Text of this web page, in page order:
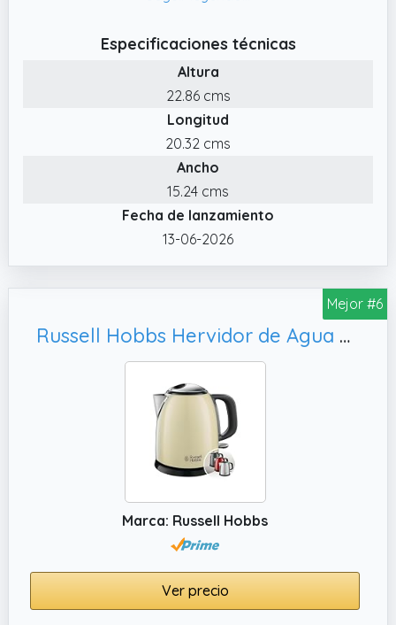
marcha, nunca tendrá dudas de cuando se
encuentra encendido o apagado, perfecto
✔️ Garantías de calidad. Si tiene alguna
consulta sobre nuestros productos, siempre
puede ponerse en contacto con nosotros y
estaremos encantados de ayudarle.
✔️ Seguridad. Sistema de protección contra
la ebullición en secocuando el hervidor no
Especificaciones técnicas
Altura
22.86 cms
Longitud
20.32 cms
Ancho
15.24 cms
Fecha de lanzamiento
13-06-2026
Mejor #6
Russell Hobbs Hervidor de Agua Eléctrico Colours Plus - 1 litro, Crema - 24994-70
Marca: Russell Hobbs
Ver precio